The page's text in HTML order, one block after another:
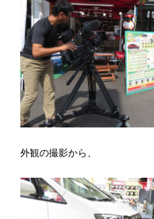
外観の撮影から、